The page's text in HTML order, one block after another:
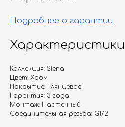
Подробнее о гарантии.
Характеристики
Коллекция: Siena
Цвет: Хром
Покрытие: Глянцевое
Гарантия: 3 года
Монтаж: Настенный
Соединительная резьба: G1/2